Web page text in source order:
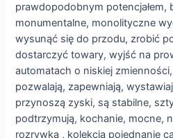
prawdopodobnym potencjałem,
monumentalne, monolityczne
wysunąć się do przodu, zrobić
dostarczyć towary, wyjść na
automatach o niskiej
pozwalają, zapewniają,
przynoszą zyski, są stabilne,
podtrzymują, kochanie, mocne,
rozrywka , kolekcja pojednanie